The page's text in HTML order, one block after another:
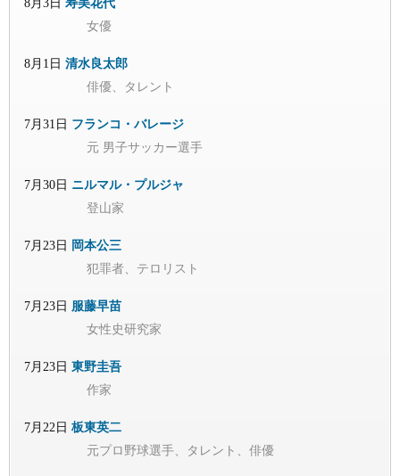
8月3日 寿美花代
女優
8月1日 清水良太郎
俳優、タレント
7月31日 フランコ・バレージ
元 男子サッカー選手
7月30日 ニルマル・プルジャ
登山家
7月23日 岡本公三
犯罪者、テロリスト
7月23日 服藤早苗
女性史研究家
7月23日 東野圭吾
作家
7月22日 板東英二
元プロ野球選手、タレント、俳優